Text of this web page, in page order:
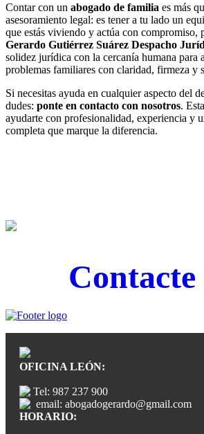
Contar con un abogado de familia es más
asesoramiento legal: es tener a tu lado un
que estás viviendo y actúa con compromiso,
Gerardo Gutiérrez Suárez Despacho
solidez jurídica con la cercanía humana para
problemas familiares con claridad, firmeza y
Si necesitas ayuda en cualquier aspecto del
dudes: ponte en contacto con nosotros.
ayudarte con profesionalidad, experiencia y
completa que marque la diferencia.
Contacte
OFICINA LEÓN:
Tel: 987 237 900
email: abogadogerardo@gmail.com
HORARIO: